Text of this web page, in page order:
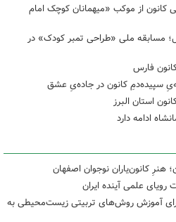
کانون از موکب «میهمانان کوچک امام
مسابقه ملی «طراحی تمبر کودک» در
فارس
سپیده‌دمِ کانون در جاده‌یِ عشق
استان البرز
ادامه دارد
هنرِ کانون‌یاران نوجوان اصفهان
علمی آینده ایران
آموزش روش‌های تربیتی زیست‌محیطی به